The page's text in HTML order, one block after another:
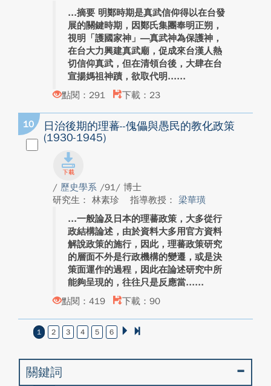
摘要 明鄭時期是真武信仰得以在台發
展的關鍵時期，因鄭氏集團奉明正朔，
視明「護國家神」―真武神為保護神，
在台大力興建真武廟，促成來台漢人熱
切信仰真武，但在清領台後，大肆在台
宣揚媽祖神蹟，欲取代明...
點閱：291
下載：23
10
日治後期的理蕃--傀儡與愚民的教化政策
(1930-1945)
/ 歷史學系 /91/ 博士
研究生： 林素珍
指導教授： 梁華璜
一般論及日本的理蕃政策，大多從行
政結構論述，由於資料大多用官方資料
解說政策的施行，因此，理蕃政策研究
的層面不外是行政機構的變遷，或是決
策面運作的過程，因此在論述研究中所
能夠呈現的，往往只是反應當...
點閱：419
下載：90
1 2 3 4 5 6
關鍵詞